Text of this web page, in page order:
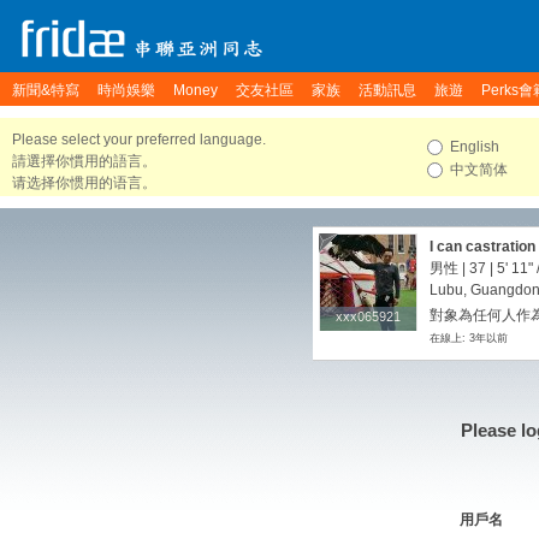
新聞&特寫 時尚娛樂 Money 交友社區 家族 活動訊息 旅遊 Perks會
Please select your preferred language.
請選擇你慣用的語言。
请选择你惯用的语言。
English
中文简体
xxx065921
xxx065921
I can
男性 | 37 | 5' 11"
Lubu,
對象為任何人作
在線上: 3年以前
Please
用戶名